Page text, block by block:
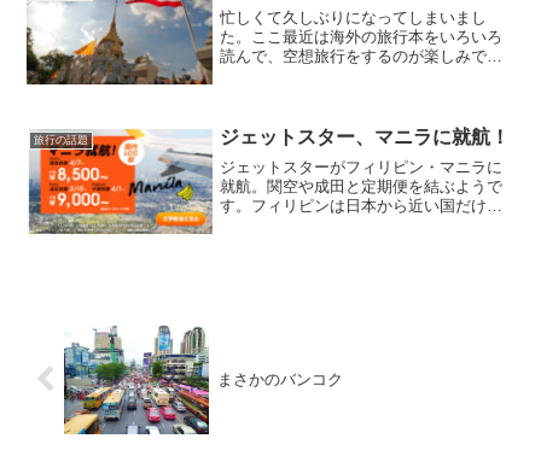
忙しくて久しぶりになってしまいまし
た。ここ最近は海外の旅行本をいろいろ
読んで、空想旅行をするのが楽しみで
10 をまとめてみます。少し...
旅行の話題 ジェットスター、マニラに就航！
ジェットスターがフィリピン・マニラに
就航。関空や成田と定期便を結ぶようで
す。フィリピンは日本から近い国だけ
まさかのバンコク